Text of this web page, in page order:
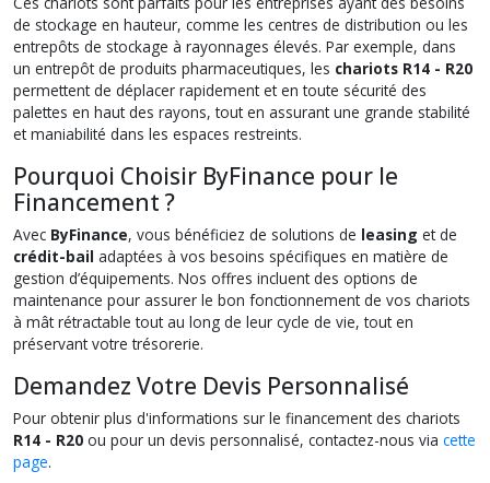
de stockage en hauteur, comme les centres de distribution ou les
entrepôts de stockage à rayonnages élevés. Par exemple, dans
un entrepôt de produits pharmaceutiques, les chariots R14 - R20
permettent de déplacer rapidement et en toute sécurité des
palettes en haut des rayons, tout en assurant une grande stabilité
et maniabilité dans les espaces restreints.
Pourquoi Choisir ByFinance pour le
Financement ?
Avec ByFinance, vous bénéficiez de solutions de leasing et de
crédit-bail adaptées à vos besoins spécifiques en matière de
gestion d’équipements. Nos offres incluent des options de
maintenance pour assurer le bon fonctionnement de vos chariots
à mât rétractable tout au long de leur cycle de vie, tout en
préservant votre trésorerie.
Demandez Votre Devis Personnalisé
Pour obtenir plus d'informations sur le financement des chariots
R14 - R20 ou pour un devis personnalisé, contactez-nous via cette
page.